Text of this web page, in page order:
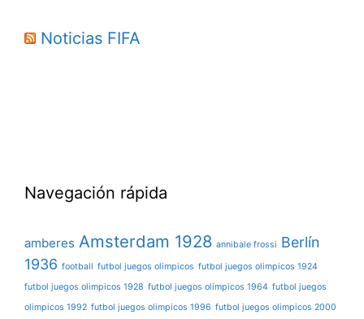
Noticias FIFA
Navegación rápida
amberes Amsterdam 1928 annibale frossi Berlín
1936 football futbol juegos olimpicos futbol juegos olimpicos 1924
futbol juegos olimpicos 1928 futbol juegos olimpicos 1964 futbol juegos
olimpicos 1992 futbol juegos olimpicos 1996 futbol juegos olimpicos 2000